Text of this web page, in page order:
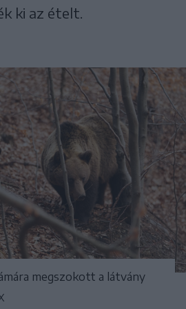
ki az ételt.
megszokott a látvány